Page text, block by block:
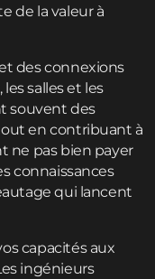
de la valeur à
des connexions
salles et les
souvent des
en contribuant à
ne pas bien payer
connaissances
qui lancent
capacités aux
ingénieurs